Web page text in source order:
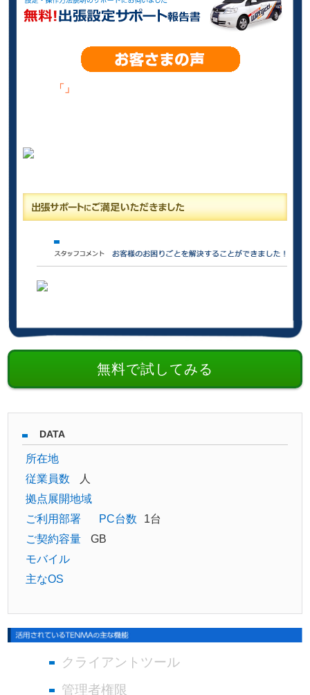
「」
無料で試してみる
DATA
所在地
従業員数
人
拠点展開地域
ご利用部署
PC台数
1台
ご契約容量
GB
モバイル
主なOS
クライアントツール
管理者権限